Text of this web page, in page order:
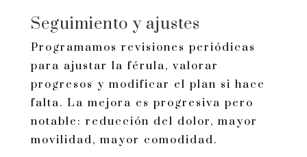
Seguimiento y ajustes
Programamos revisiones periódicas
para ajustar la férula, valorar
progresos y modificar el plan si hace
falta. La mejora es progresiva pero
notable: reducción del dolor, mayor
movilidad, mayor comodidad.